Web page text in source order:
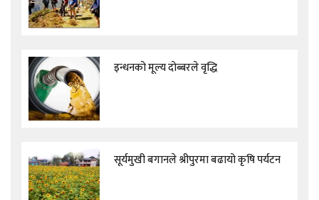
इन्धनको मूल्य दोब्बरले वृद्धि
सूर्यमुखी बगानले श्रीपुरमा बढायो कृषि पर्यटन